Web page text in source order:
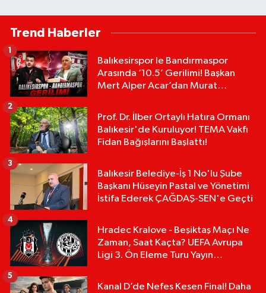
Trend Haberler
Balıkesirspor le Bandırmaspor
Arasında ‘10.5’ Gerilimi! Başkan
Mert Alper Acar’dan Murat
1
Prof. Dr. İlber Ortaylı Hatıra Ormanı
Balıkesir'de Kuruluyor! TEMA Vakfı
Fidan Bağışlarını Başlattı!
2
Balıkesir Belediye-İş 1 No'lu Şube
Başkanı Hüseyin Pastal ve Yönetimi
İstifa Ederek ÇAĞDAŞ-SEN'e Geçti
3
Hradec Kralove - Beşiktaş Maçı Ne
Zaman, Saat Kaçta? UEFA Avrupa
Ligi 3. Ön Eleme Turu Yayın
4
Kanal D’de Nefes Kesen Final! Daha
5